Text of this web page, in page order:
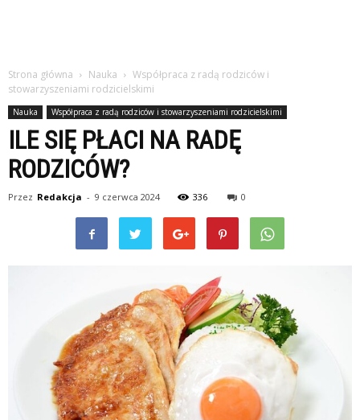
Strona główna Nauka
Współpraca z radą rodziców i
stowarzyszeniami rodzicielskimi
Nauka Współpraca z radą rodziców i stowarzyszeniami rodzicielskimi
ILE SIĘ PŁACI NA RADĘ
RODZICÓW?
Przez Redakcja - 9 czerwca 2024 336 0